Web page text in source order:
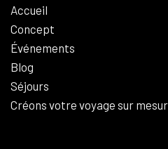
Accueil
Concept
Événements
Blog
Séjours
Créons votre voyage sur